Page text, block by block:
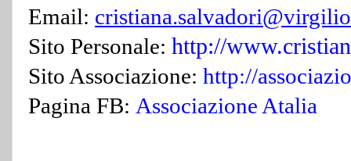
Email:
Sito Personale: http://
Sito Associazione: http://
Pagina FB: Associazione Atalia